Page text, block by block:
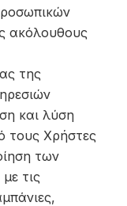
ακόλουθους
της
και λύση
τους Χρήστες
των
τις